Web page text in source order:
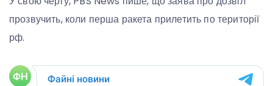
прозвучить, коли перша ракета прилетить по території
рф.